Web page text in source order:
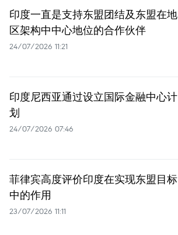
印度一直是支持东盟团结及东盟在地
区架构中中心地位的合作伙伴
24/07/2026 11:21
印度尼西亚通过设立国际金融中心计
划
24/07/2026 07:46
菲律宾高度评价印度在实现东盟目标
中的作用
23/07/2026 11:11